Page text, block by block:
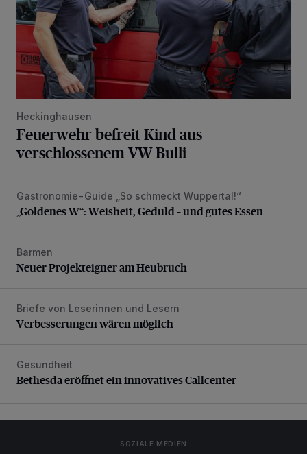
Heckinghausen
Feuerwehr befreit Kind aus
verschlossenem VW Bulli
„Goldenes W“: Weisheit, Geduld – und gutes Essen
Gastronomie-Guide „So schmeckt Wuppertal!“
„Goldenes W“: Weisheit, Geduld – und gutes Essen
Neuer Projekteigner am Heubruch
Barmen
Neuer Projekteigner am Heubruch
Verbesserungen wären möglich
Briefe von Leserinnen und Lesern
Verbesserungen wären möglich
Bethesda eröffnet ein innovatives Callcenter
Gesundheit
Bethesda eröffnet ein innovatives Callcenter
SOZIALE MEDIEN